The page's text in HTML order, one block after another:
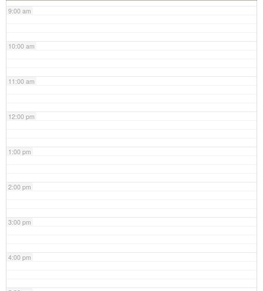
9:00 am
10:00 am
11:00 am
12:00 pm
1:00 pm
2:00 pm
3:00 pm
4:00 pm